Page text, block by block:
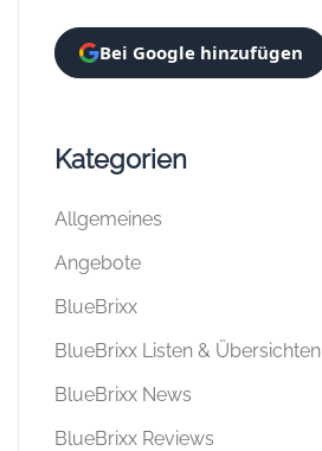
Bei Google hinzufügen
Kategorien
Allgemeines
Angebote
BlueBrixx
BlueBrixx Listen & Übersichten
BlueBrixx News
BlueBrixx Reviews